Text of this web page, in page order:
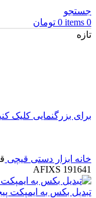
جستجو
0
items
0 تومان
تازه
برای بزرگنمایی کلیک
خانه ابزار دستی قیچی
191641 AFIXS
تبدیل بکس به ایمپکت